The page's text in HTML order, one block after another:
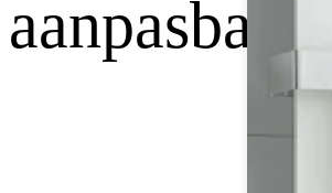
aanpasbare